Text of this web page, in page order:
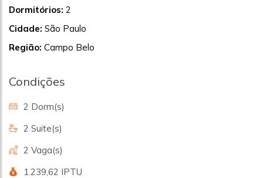
Dormitórios: 2
Cidade: São Paulo
Região: Campo Belo
Condições
2 Dorm(s)
2 Suite(s)
2 Vaga(s)
1.239,62 IPTU